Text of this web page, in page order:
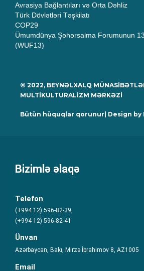
Avrasiya Bağlantıları və Orta Dəhliz
Türk Dövlətləri Təşkilatı
COP29
Ümumdünya Şəhərsalma Forumunun
(WUF13)
© 2022, BEYNƏLXALQ
MULTİKULTURALİZM MƏRKƏZİ
Bütün hüquqlar qorunur| Design by
Bizimlə əlaqə
Telefon
(+994 12) 596-82-39,
(+994 12) 596-82-41
Ünvan
Azərbaycan, Bakı, Mirzə İbrahimov 8, AZ1005
Email